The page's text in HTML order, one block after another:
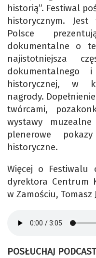
historią”. Festiwal
historycznym.
Polsce
dokumentalne o
najistotniejsza
historycznej, w
nagrody.
twórcami,
wystawy
plenerowe
historyczne.
Więcej o Festiwalu
dyrektora Centrum
w Zamościu, Tomasz
POSŁUCHAJ